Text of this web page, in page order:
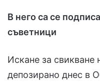
В него са се
съветници
Искане за свикване
депозирано днес в